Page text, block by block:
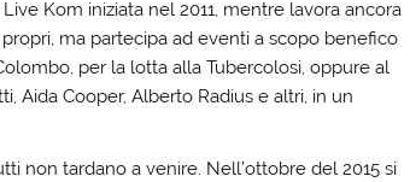
Kom iniziata nel 2011, mentre lavora ancora
ma partecipa ad eventi a scopo benefico
per la lotta alla Tubercolosi, oppure al
Aida Cooper, Alberto Radius e altri, in un
non tardano a venire. Nell’ottobre del 2015 si